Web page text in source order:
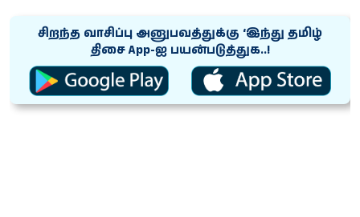
சிறந்த வாசிப்பு அனுபவத்துக்கு ‘இந்து தமிழ்
திசை App-ஐ பயன்படுத்துக..!